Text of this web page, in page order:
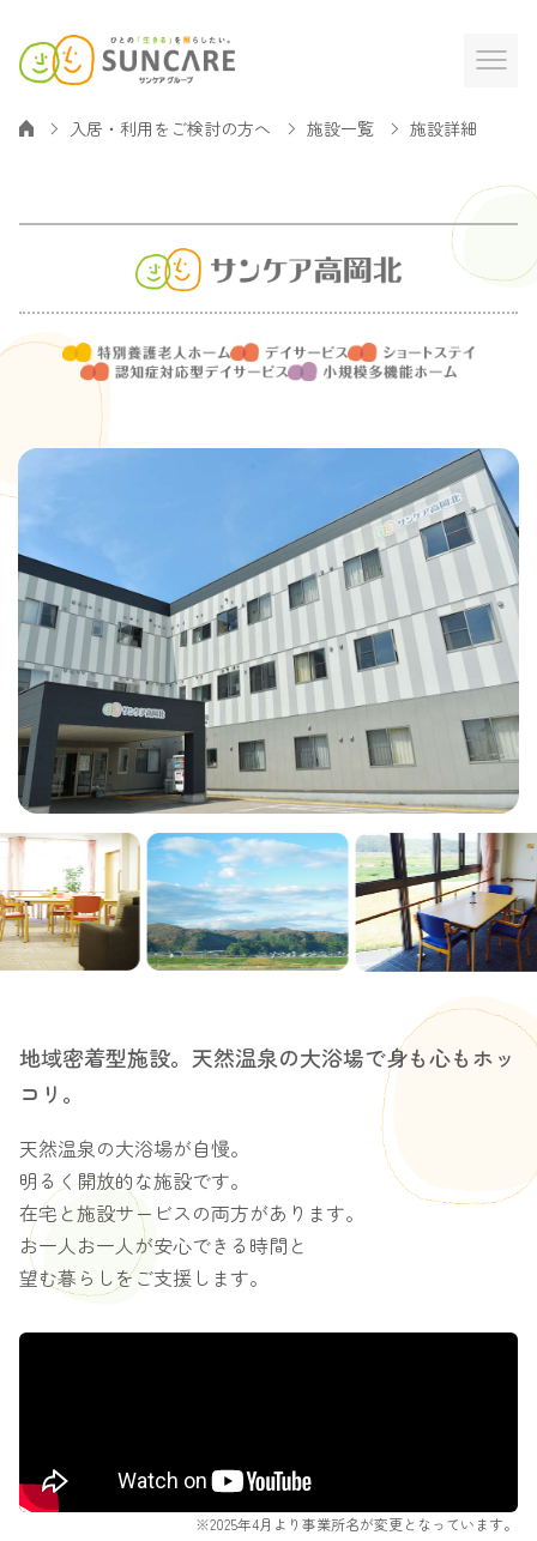
入居・利用をご検討の方へ 施設一覧 施設詳細
地域密着型施設。天然温泉の大浴場で身も心もホッ
コリ。
天然温泉の大浴場が自慢。
明るく開放的な施設です。
在宅と施設サービスの両方があります。
お一人お一人が安心できる時間と
望む暮らしをご支援します。
※2025年4月より事業所名が変更となっています。